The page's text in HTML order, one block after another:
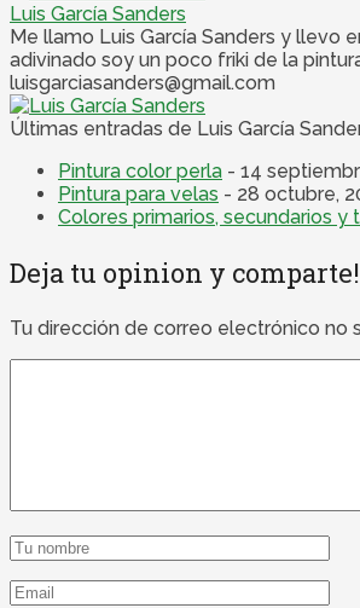
Luis García Sanders
Me llamo Luis García Sanders y llevo
adivinado soy un poco friki de la
luisgarciasanders@gmail.com
Últimas entradas de Luis García
Pintura color perla - 14
Pintura para velas - 28 octubre,
Colores primarios, secundarios y
Deja tu opinion y comparte!
Tu dirección de correo electrónico no